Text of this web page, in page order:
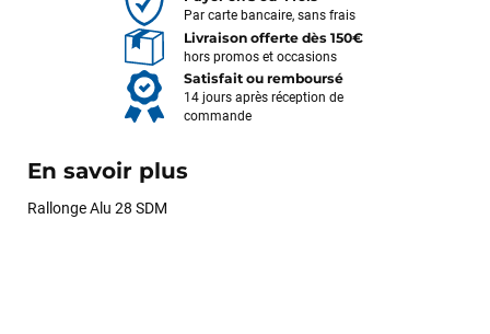
Par carte bancaire, sans frais
Livraison offerte dès 150€
hors promos et occasions
Satisfait ou remboursé
14 jours après réception de
commande
En savoir plus
Rallonge Alu 28 SDM